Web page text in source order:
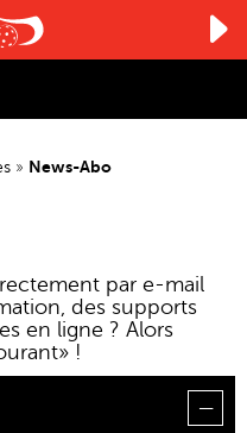
» News-Abo
par e-mail
des supports
en ligne ? Alors
!